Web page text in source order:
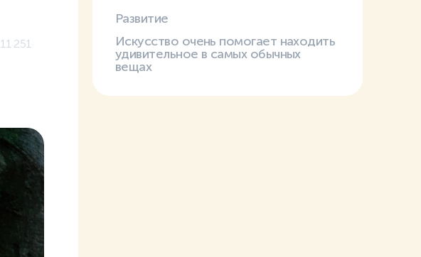
11 251
Развитие
Искусство очень помогает находить
удивительное в самых обычных
вещах